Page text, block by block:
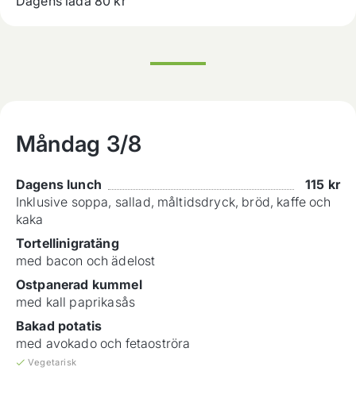
Måndag 3/8
Dagens lunch 115 kr
Inklusive soppa, sallad, måltidsdryck, bröd, kaffe och
kaka
Tortellinigratäng
med bacon och ädelost
Ostpanerad kummel
med kall paprikasås
Bakad potatis
med avokado och fetaoströra
Vegetarisk